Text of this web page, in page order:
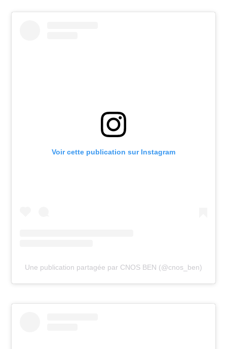
Voir cette publication sur Instagram
Une publication partagée par CNOS BEN (@cnos_ben)